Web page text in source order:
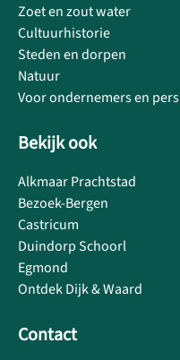
Zoet en zout water
Cultuurhistorie
Steden en dorpen
Natuur
Voor ondernemers en pers
Bekijk ook
Alkmaar Prachtstad
Bezoek-Bergen
Castricum
Duindorp Schoorl
Egmond
Ontdek Dijk & Waard
Contact